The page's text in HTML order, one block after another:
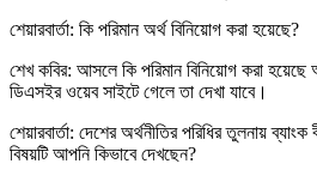
শেয়ারবার্তা: কি পরিমান অর্থ বিনিয়োগ করা হয়েছে?
শেখ কবির: আসলে কি পরিমান বিনিয়োগ করা
ডিএসইর ওয়েব সাইটে গেলে তা দেখা যাবে।
শেয়ারবার্তা: দেশের অর্থনীতির পরিধির তুলনায়
বিষয়টি আপনি কিভাবে দেখছেন?